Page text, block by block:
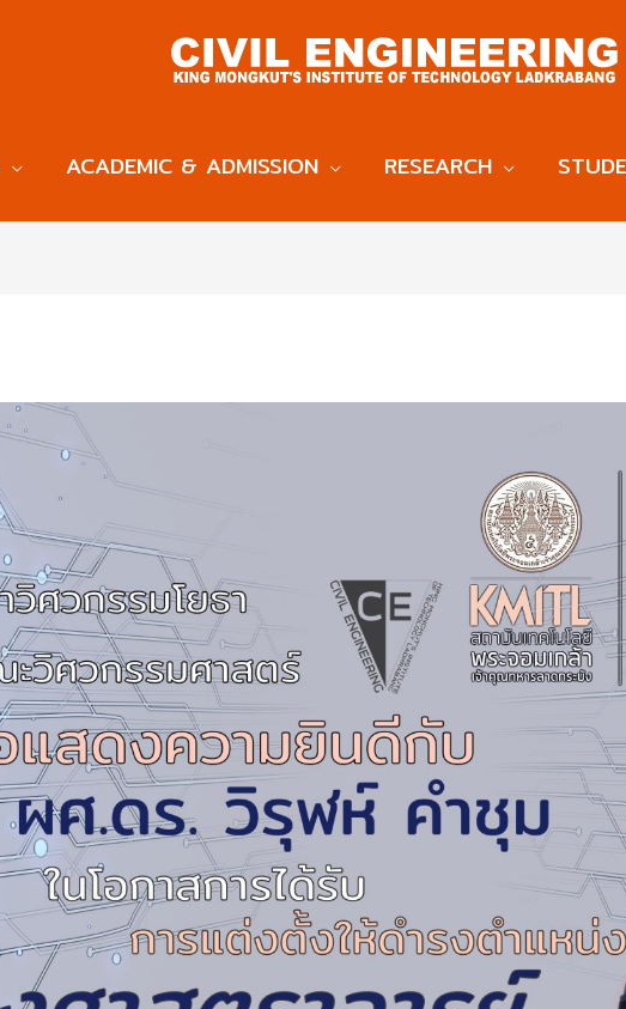
ACADEMIC & ADMISSION RESEARCH